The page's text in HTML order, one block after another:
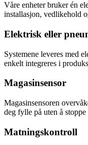
Våre enheter bruker én
installasjon, vedlikehold
Elektrisk eller
Systemene leveres med
enkelt integreres i
Magasinsensor
Magasinsensoren
deg fylle på uten å
Matningskontroll